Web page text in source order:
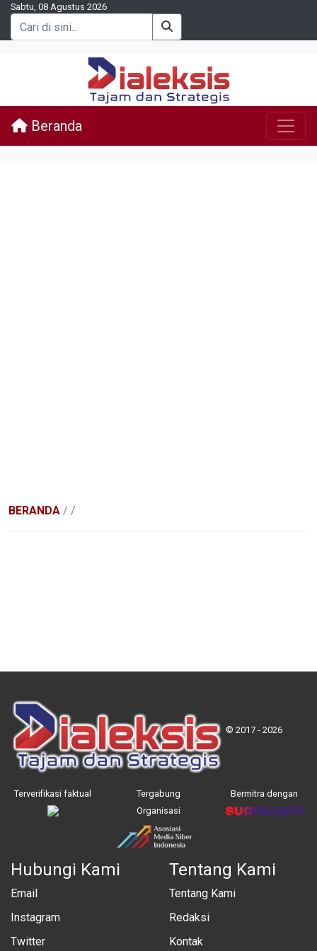
Sabtu, 08 Agustus 2026
Beranda
BERANDA / /
© 2017 - 2026
Terverifikasi faktual
Tergabung
Organisasi
Bermitra dengan
Hubungi Kami
Email
Instagram
Twitter
Tentang Kami
Tentang Kami
Redaksi
Kontak